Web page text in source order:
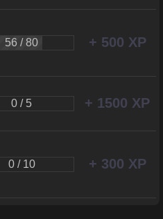
56 / 80 + 500 XP
0 / 5 + 1500 XP
0 / 10 + 300 XP